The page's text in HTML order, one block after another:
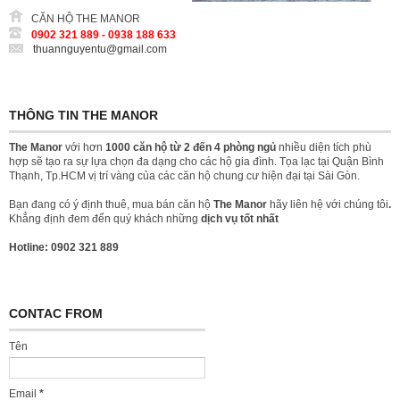
CĂN HỘ THE MANOR
0902 321 889 - 0938 188 633
thuannguyentu@gmail.com
THÔNG TIN THE MANOR
The Manor với hơn 1000 căn hộ từ 2 đến 4 phòng ngủ nhiều diện tích phù
hợp sẽ tạo ra sự lựa chọn đa dạng cho các hộ gia đình. Tọa lạc tại Quận Bình
Thạnh, Tp.HCM vị trí vàng của các căn hộ chung cư hiện đại tại Sài Gòn.
Bạn đang có ý định thuê, mua bán căn hộ The Manor hãy liên hệ với chúng tôi.
Khẳng định đem đến quý khách những dịch vụ tốt nhất
Hotline: 0902 321 889
CONTAC FROM
Tên
Email *